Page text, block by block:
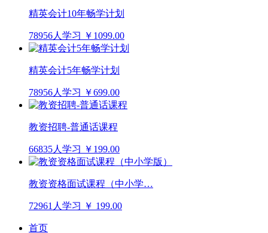
精英会计10年畅学计划
78956人学习 ￥1099.00
精英会计5年畅学计划
78956人学习 ￥699.00
教资招聘-普通话课程
66835人学习 ￥199.00
教资资格面试课程（中小学…
72961人学习 ￥ 199.00
首页